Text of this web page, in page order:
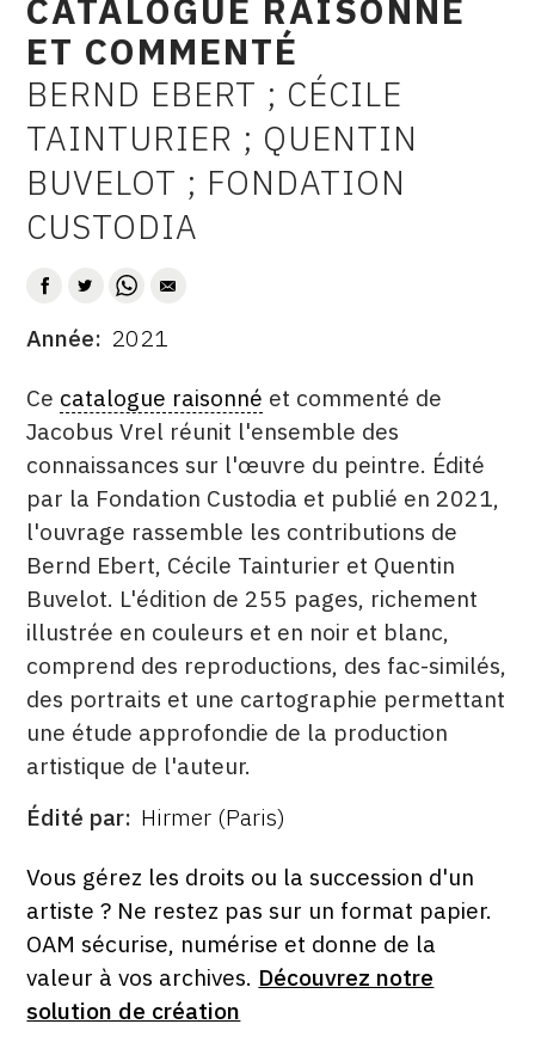
CONTACT
CGU
CGV
SUIVEZ-NOUS
PINTEREST
CATALOGUE RAISONNÉ
ET COMMENTÉ
AUTEUR
BERND EBERT ; CÉCILE
TAINTURIER ; QUENTIN
BUVELOT ; FONDATION
CUSTODIA
DATE
Année 2021
DESCRITPTION
Ce catalogue raisonné et commenté de
Jacobus Vrel réunit l'ensemble des
connaissances sur l'œuvre du peintre. Édité
par la Fondation Custodia et publié en 2021,
l'ouvrage rassemble les contributions de
Bernd Ebert, Cécile Tainturier et Quentin
Buvelot. L'édition de 255 pages, richement
illustrée en couleurs et en noir et blanc,
comprend des reproductions, des fac-similés,
des portraits et une cartographie permettant
une étude approfondie de la production
artistique de l'auteur.
ÉDITÉ
Édité par Hirmer (Paris)
FORMAT
ÉTAT
Vous gérez les droits ou la succession d'un
artiste ? Ne restez pas sur un format papier.
OAM sécurise, numérise et donne de la
valeur à vos archives. Découvrez notre
solution de création